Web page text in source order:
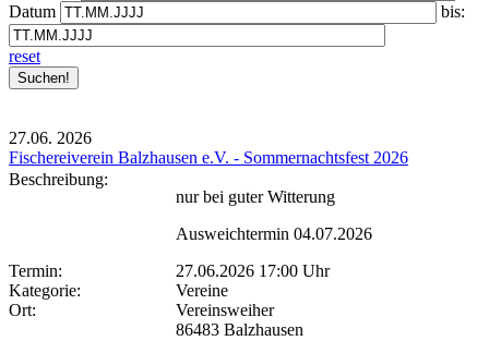
Datum
bis:
reset
27.06. 2026
Fischereiverein Balzhausen e.V. - Sommernachtsfest 2026
Beschreibung:
nur bei guter Witterung
Ausweichtermin 04.07.2026
Termin:
27.06.2026 17:00 Uhr
Kategorie:
Vereine
Ort:
Vereinsweiher
86483 Balzhausen